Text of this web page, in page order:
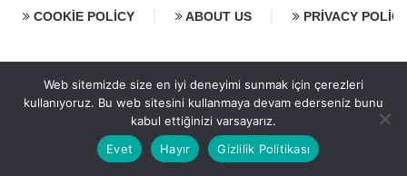
COOKIE POLICY ABOUT US PRIVACY
Web sitemizde size en iyi deneyimi sunmak için çerezleri
kullanıyoruz. Bu web sitesini kullanmaya devam ederseniz bunu
kabul ettiğinizi varsayarız.
Evet
Hayır Gizlilik Politikası